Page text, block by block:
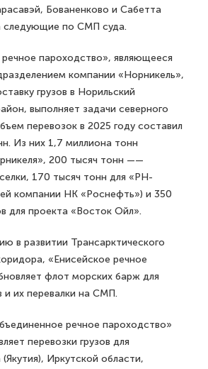
Бованенково и Сабетта
следующие по СМП суда.
пароходство», являющееся
компании «Норникель»,
грузов в Норильский
выполняет задачи северного
перевозок в 2025 году составил
Из них 1,7 миллиона тонн
200 тысяч тонн ——
170 тысяч тонн для «РН-
компании НК «Роснефть») и 350
для проекта «Восток Ойл».
в развитии Трансарктического
«Енисейское речное
флот морских барж для
и их перевалки на СМП.
речное пароходство»
перевозки грузов для
Иркутской области,